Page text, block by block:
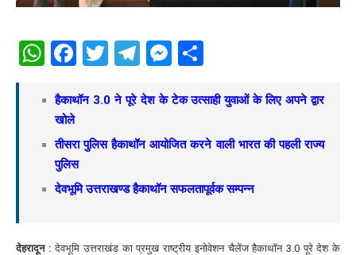
WhatsApp
Facebook
Twitter
Telegram
Messenger
हैकाथॉन 3.0 ने पूरे देश के टेक उत्साही युवाओं के लिए अपने द्वार
खोले
तीसरा पुलिस हैकाथॉन आयोजित करने वाली भारत की पहली राज्य
पुलिस
देवभूमि उत्तराखण्ड हैकाथॉन सफलतापूर्वक सम्पन्न
देहरादून : देवभूमि उत्तराखंड का प्रमुख राष्ट्रीय इनोवेशन चैलेंज हैकाथॉन 3.0 पूरे देश के